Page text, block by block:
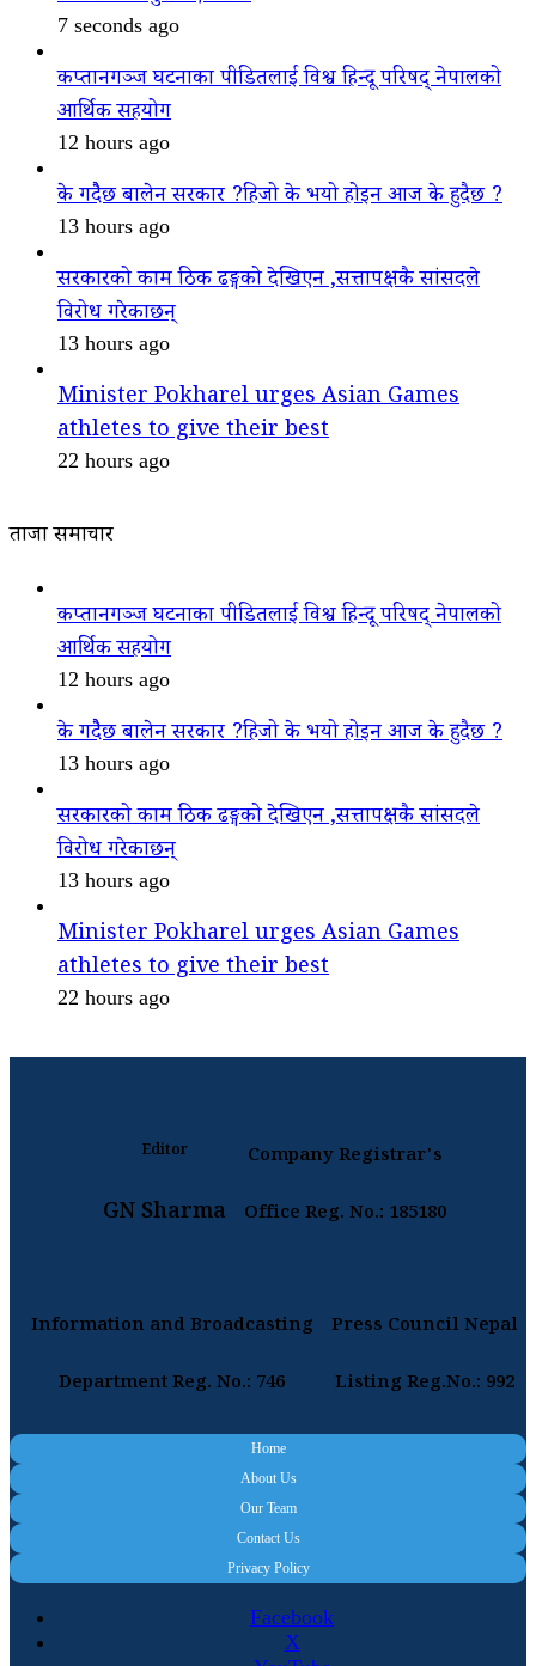
7 seconds ago
कप्तानगञ्ज घटनाका पीडितलाई विश्व हिन्दू परिषद् नेपालको
आर्थिक सहयोग
12 hours ago
के गदैैछ बालेन सरकार ?हिजो के भयो होइन आज के हुदैछ ?
13 hours ago
सरकारको काम ठिक ढङ्गको देखिएन ,सत्तापक्षकै सांसदले
विरोध गरेकाछन्
13 hours ago
Minister Pokharel urges Asian Games
athletes to give their best
22 hours ago
ताजा समाचार
कप्तानगञ्ज घटनाका पीडितलाई विश्व हिन्दू परिषद् नेपालको
आर्थिक सहयोग
12 hours ago
के गदैैछ बालेन सरकार ?हिजो के भयो होइन आज के हुदैछ ?
13 hours ago
सरकारको काम ठिक ढङ्गको देखिएन ,सत्तापक्षकै सांसदले
विरोध गरेकाछन्
13 hours ago
Minister Pokharel urges Asian Games
athletes to give their best
22 hours ago
Editor
GN Sharma
Company Registrar's
Office Reg. No.: 185180
Information and Broadcasting
Department Reg. No.: 746
Press Council Nepal
Listing Reg.No.: 992
Home
About Us
Our Team
Contact Us
Privacy Policy
Facebook
X